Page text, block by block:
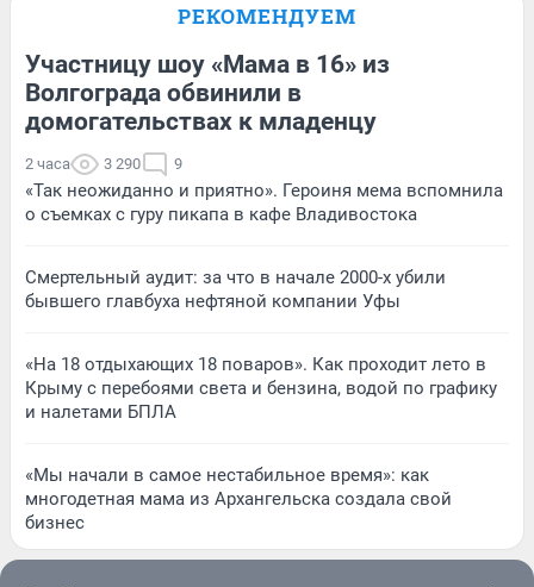
РЕКОМЕНДУЕМ
Участницу шоу «Мама в 16» из
Волгограда обвинили в
домогательствах к младенцу
2 часа 3 290 9
«Так неожиданно и приятно». Героиня мема вспомнила
о съемках с гуру пикапа в кафе Владивостока
Смертельный аудит: за что в начале 2000-х убили
бывшего главбуха нефтяной компании Уфы
«На 18 отдыхающих 18 поваров». Как проходит лето в
Крыму с перебоями света и бензина, водой по графику
и налетами БПЛА
«Мы начали в самое нестабильное время»: как
многодетная мама из Архангельска создала свой
бизнес